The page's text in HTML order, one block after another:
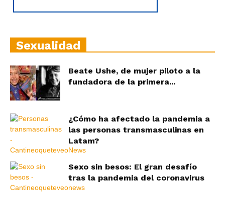
Sexualidad
Beate Ushe, de mujer piloto a la
fundadora de la primera...
¿Cómo ha afectado la pandemia a
las personas transmasculinas en
Latam?
Sexo sin besos: El gran desafío
tras la pandemia del coronavirus